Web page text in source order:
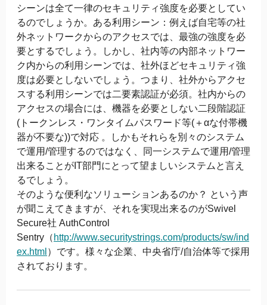
シーンは全て一律のセキュリティ強度を必要としてい
るのでしょうか。ある利用シーン：例えば自宅等の社
外ネットワークからのアクセスでは、最強の強度を必
要とするでしょう。しかし、社内等の内部ネットワー
ク内からの利用シーンでは、社外ほどセキュリティ強
度は必要としないでしょう。つまり、社外からアクセ
スする利用シーンでは二要素認証が必須。社内からの
アクセスの場合には、機器を必要としない二段階認証
(トークンレス・ワンタイムパスワード等(＋αな付帯機
器が不要な))で対応 。しかもそれらを別々のシステム
で運用/管理するのではなく、同一システムで運用/管理
出来ることがIT部門にとって望ましいシステムと言え
るでしょう。
そのような便利なソリューションあるのか？ という声
が聞こえてきますが、それを実現出来るのがSwivel
Secure社 AuthControl
Sentry（ http://www.securitystrings.com/products/sw/ind
ex.html ）です。様々な企業、中央省庁/自治体等で採用
されております。